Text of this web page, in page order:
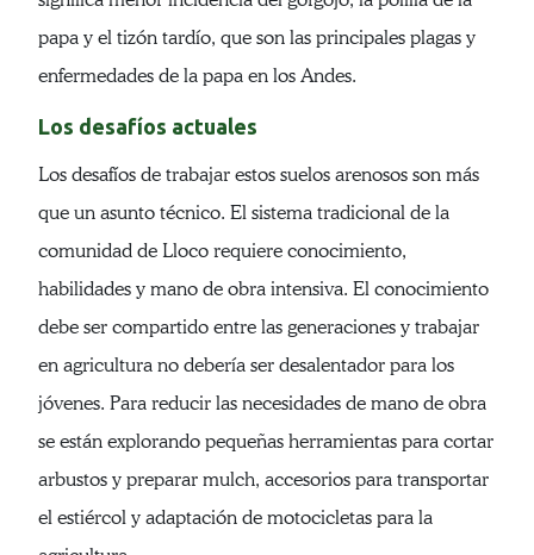
papa y el tizón tardío, que son las principales plagas y
enfermedades de la papa en los Andes.
Los desafíos actuales
Los desafíos de trabajar estos suelos arenosos son más
que un asunto técnico. El sistema tradicional de la
comunidad de Lloco requiere conocimiento,
habilidades y mano de obra intensiva. El conocimiento
debe ser compartido entre las generaciones y trabajar
en agricultura no debería ser desalentador para los
jóvenes. Para reducir las necesidades de mano de obra
se están explorando pequeñas herramientas para cortar
arbustos y preparar mulch, accesorios para transportar
el estiércol y adaptación de motocicletas para la